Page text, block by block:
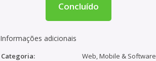
Concluído
Informações adicionais
Categoria: Web, Mobile & Software